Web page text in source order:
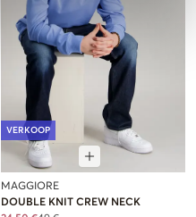
VERKOOP
MAGGIORE
DOUBLE KNIT CREW NECK